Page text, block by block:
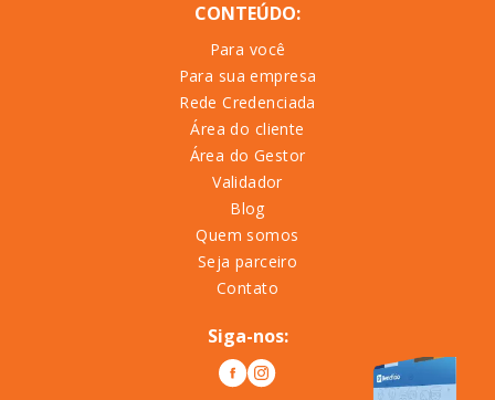
CONTEÚDO:
Para você
Para sua empresa
Rede Credenciada
Área do cliente
Área do Gestor
Validador
Blog
Quem somos
Seja parceiro
Contato
Siga-nos: